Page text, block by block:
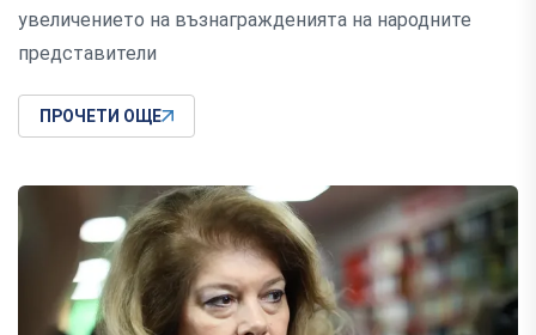
увеличението на възнагражденията на народните
представители
ПРОЧЕТИ ОЩЕ